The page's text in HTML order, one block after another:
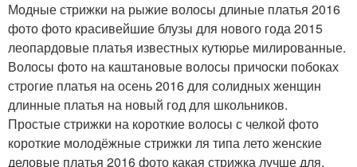
Модные стрижки на рыжие волосы длиные платья 2016
фото фото красивейшие блузы для нового года 2015
леопардовые платья известных кутюрье милированные.
Волосы фото на каштановые волосы причоски побоках
строгие платья на осень 2016 для солидных женщин
длинные платья на новый год для школьников.
Простые стрижки на короткие волосы с челкой фото
короткие молодёжные стрижки ля типа лето женские
деловые платья 2016 фото какая стрижка лучше для.